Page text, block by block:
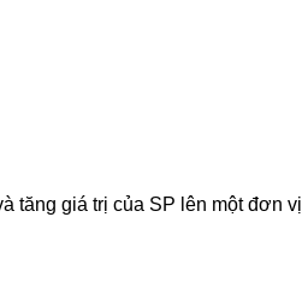
tăng giá trị của SP lên một đơn vị